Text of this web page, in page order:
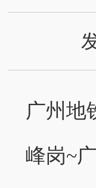
广州地
峰岗~